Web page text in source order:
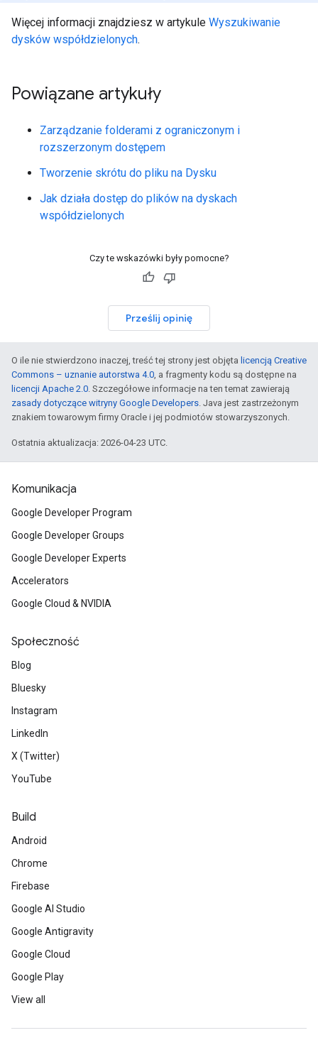
Więcej informacji znajdziesz w artykule Wyszukiwanie
dysków współdzielonych.
Powiązane artykuły
Zarządzanie folderami z ograniczonym i
rozszerzonym dostępem
Tworzenie skrótu do pliku na Dysku
Jak działa dostęp do plików na dyskach
współdzielonych
Czy te wskazówki były pomocne?
Prześlij opinię
O ile nie stwierdzono inaczej, treść tej strony jest objęta licencją Creative
Commons – uznanie autorstwa 4.0, a fragmenty kodu są dostępne na
licencji Apache 2.0. Szczegółowe informacje na ten temat zawierają
zasady dotyczące witryny Google Developers. Java jest zastrzeżonym
znakiem towarowym firmy Oracle i jej podmiotów stowarzyszonych.
Ostatnia aktualizacja: 2026-04-23 UTC.
Komunikacja
Google Developer Program
Google Developer Groups
Google Developer Experts
Accelerators
Google Cloud & NVIDIA
Społeczność
Blog
Bluesky
Instagram
LinkedIn
X (Twitter)
YouTube
Build
Android
Chrome
Firebase
Google AI Studio
Google Antigravity
Google Cloud
Google Play
View all